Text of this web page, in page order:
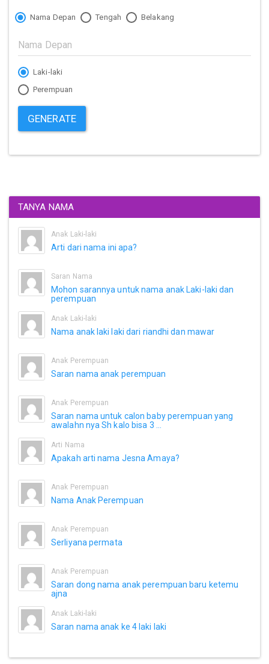
Nama Depan Tengah Belakang
Laki-laki
Perempuan
GENERATE
TANYA NAMA
Anak Laki-laki
Arti dari nama ini apa?
Saran Nama
Mohon sarannya untuk nama anak Laki-laki dan
perempuan
Anak Laki-laki
Nama anak laki laki dari riandhi dan mawar
Anak Perempuan
Saran nama anak perempuan
Anak Perempuan
Saran nama untuk calon baby perempuan yang
awalahn nya Sh kalo bisa 3 ...
Arti Nama
Apakah arti nama Jesna Amaya?
Anak Perempuan
Nama Anak Perempuan
Anak Perempuan
Serliyana permata
Anak Perempuan
Saran dong nama anak perempuan baru ketemu
ajna
Anak Laki-laki
Saran nama anak ke 4 laki laki